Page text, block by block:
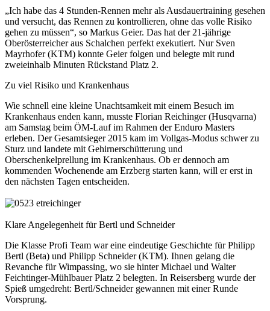
„Ich habe das 4 Stunden-Rennen mehr als Ausdauertraining gesehen
und versucht, das Rennen zu kontrollieren, ohne das volle Risiko
gehen zu müssen“, so Markus Geier. Das hat der 21-jährige
Oberösterreicher aus Schalchen perfekt exekutiert. Nur Sven
Mayrhofer (KTM) konnte Geier folgen und belegte mit rund
zweieinhalb Minuten Rückstand Platz 2.
Zu viel Risiko und Krankenhaus
Wie schnell eine kleine Unachtsamkeit mit einem Besuch im
Krankenhaus enden kann, musste Florian Reichinger (Husqvarna)
am Samstag beim ÖM-Lauf im Rahmen der Enduro Masters
erleben. Der Gesamtsieger 2015 kam im Vollgas-Modus schwer zu
Sturz und landete mit Gehirnerschütterung und
Oberschenkelprellung im Krankenhaus. Ob er dennoch am
kommenden Wochenende am Erzberg starten kann, will er erst in
den nächsten Tagen entscheiden.
Klare Angelegenheit für Bertl und Schneider
Die Klasse Profi Team war eine eindeutige Geschichte für Philipp
Bertl (Beta) und Philipp Schneider (KTM). Ihnen gelang die
Revanche für Wimpassing, wo sie hinter Michael und Walter
Feichtinger-Mühlbauer Platz 2 belegten. In Reisersberg wurde der
Spieß umgedreht: Bertl/Schneider gewannen mit einer Runde
Vorsprung.